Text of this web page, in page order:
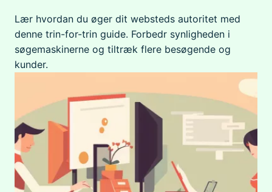
Lær hvordan du øger dit websteds autoritet med
denne trin-for-trin guide. Forbedr synligheden i
søgemaskinerne og tiltræk flere besøgende og
kunder.